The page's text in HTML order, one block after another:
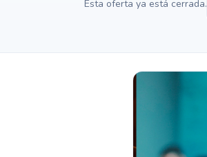
Esta oferta ya está cerrada.